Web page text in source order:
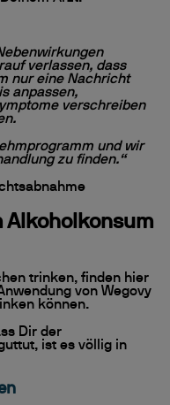
verlassen, dass
nur eine Nachricht
anpassen,
verschreiben
und wir
zu finden.“
Alkoholkonsum
trinken, finden hier
von Wegovy
können.
Dir der
ist es völlig in